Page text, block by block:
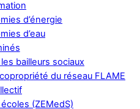
d’énergie
d’eau
bailleurs sociaux
du réseau FLAME
(ZEMedS)